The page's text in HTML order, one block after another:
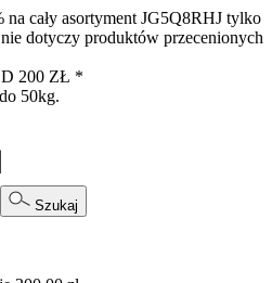
cały asortyment JG5Q8RHJ tylko
dotyczy produktów przecenionych
200 ZŁ *
50kg.
Szukaj